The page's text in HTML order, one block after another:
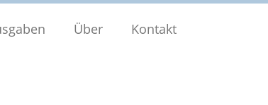
Über Kontakt